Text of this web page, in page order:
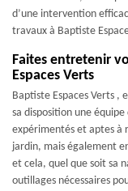
d’une intervention
travaux à Baptiste
Faites entretenir
Espaces Verts
Baptiste Espaces Verts ,
sa disposition une
expérimentés et aptes à
jardin, mais également
et cela, quel que soit sa
outillages nécessaires